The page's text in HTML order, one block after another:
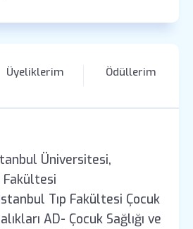
Üyeliklerim Ödüllerim
Üniversitesi,
Fakültesi
Tıp Fakültesi Çocuk
AD- Çocuk Sağlığı ve